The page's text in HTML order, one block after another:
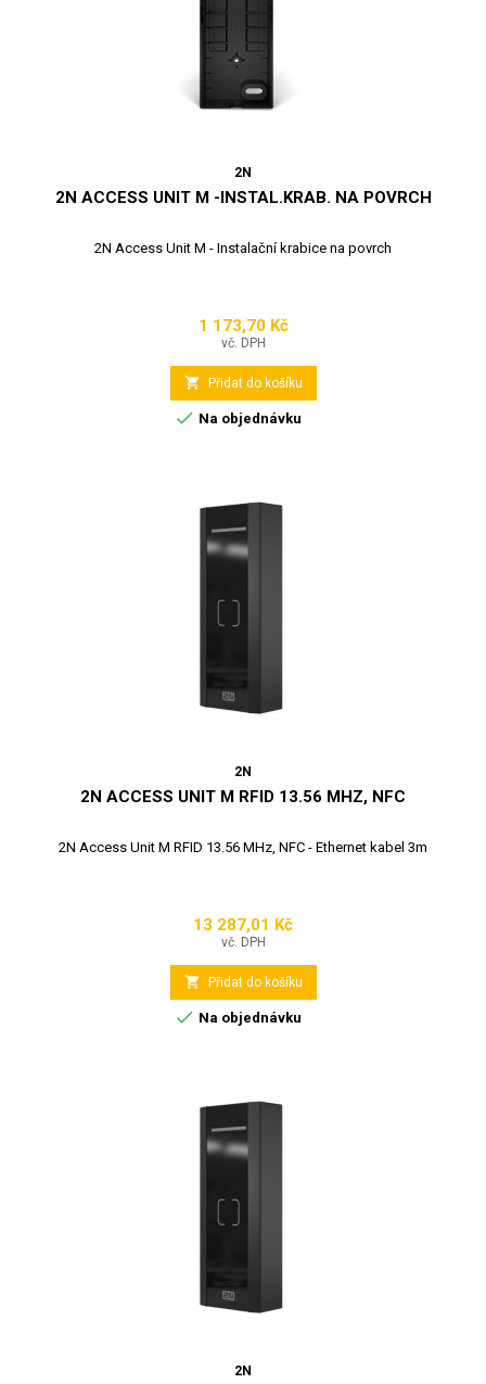
2N
2N ACCESS UNIT M -INSTAL.KRAB. NA POVRCH
2N Access Unit M - Instalační krabice na povrch
Cena
1 173,70 Kč
vč. DPH
 Přidat do košíku
 Na objednávku
2N
2N ACCESS UNIT M RFID 13.56 MHZ, NFC
2N Access Unit M RFID 13.56 MHz, NFC - Ethernet kabel 3m
Cena
13 287,01 Kč
vč. DPH
 Přidat do košíku
 Na objednávku
2N